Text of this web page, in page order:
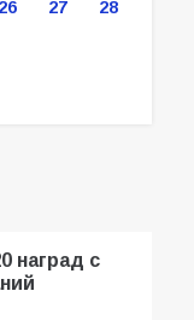
26 27
28
наград с